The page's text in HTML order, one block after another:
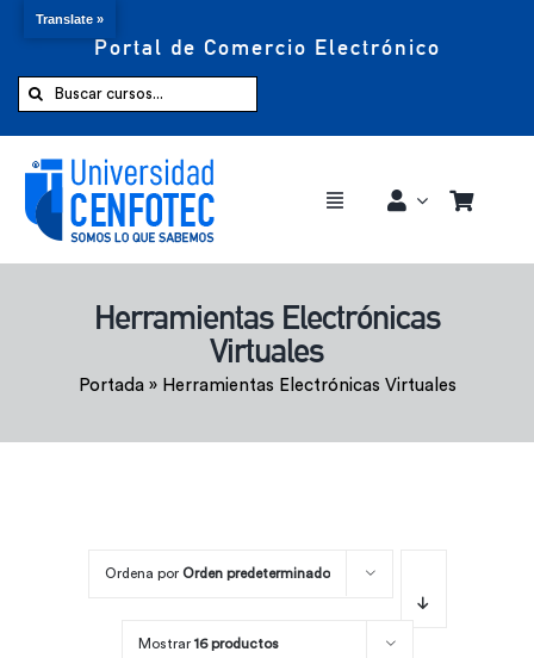
Portal de Comercio Electrónico
Buscar:
Toggle
Comprar ahora
Herramientas Electrónicas
Virtuales
Portada» Herramientas Electrónicas Virtuales
Ordena por Orden predeterminado
Mostrar 16 productos
Translate »